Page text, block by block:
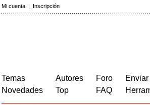
Mi cuenta | Inscripción
Temas
Novedades
Autores
Top
Foro
FAQ